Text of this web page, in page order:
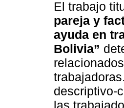
El trabajo
pareja y
ayuda en
Bolivia”
descriptivo-
las